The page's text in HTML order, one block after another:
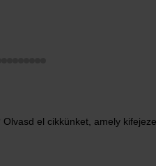
Olvasd el cikkünket, amely